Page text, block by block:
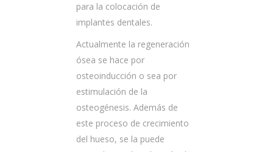
para la colocación de
implantes dentales.
Actualmente la regeneración
ósea se hace por
osteoinducción o sea por
estimulación de la
osteogénesis. Además de
este proceso de crecimiento
del hueso, se la puede